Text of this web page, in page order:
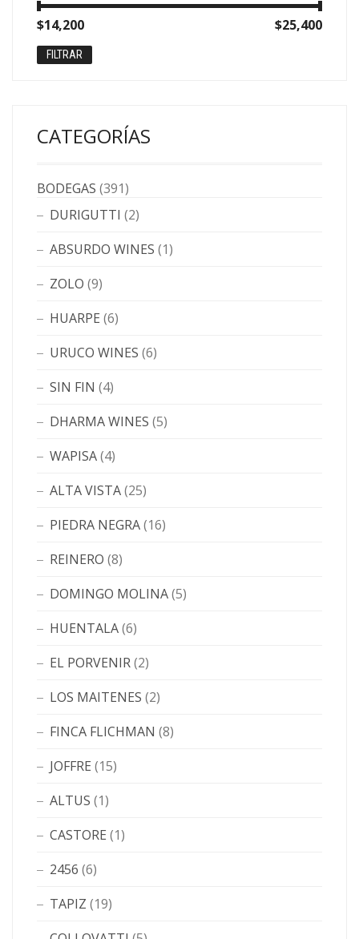
Precio
mínimo
Precio
máximo
FILTRAR
$14,200 $25,400
CATEGORÍAS
BODEGAS (391)
DURIGUTTI (2)
ABSURDO WINES (1)
ZOLO (9)
HUARPE (6)
URUCO WINES (6)
SIN FIN (4)
DHARMA WINES (5)
WAPISA(4)
ALTA VISTA(25)
PIEDRA NEGRA(16)
REINERO (8)
DOMINGO MOLINA(5)
HUENTALA(6)
EL PORVENIR(2)
LOS MAITENES (2)
FINCA FLICHMAN (8)
JOFFRE (15)
ALTUS (1)
CASTORE (1)
2456 (6)
TAPIZ (19)